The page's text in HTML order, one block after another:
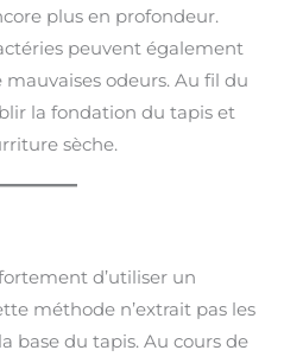
plus en profondeur.
peuvent également
odeurs. Au fil du
la fondation du tapis et
sèche.
d’utiliser un
méthode n’extrait pas les
base du tapis. Au cours de